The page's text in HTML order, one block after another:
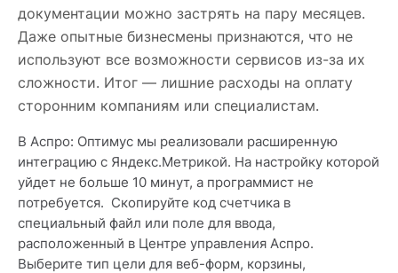
документации можно застрять на пару месяцев.
Даже опытные бизнесмены признаются, что не
используют все возможности сервисов из-за их
сложности. Итог — лишние расходы на оплату
сторонним компаниям или специалистам.
В Аспро: Оптимус мы реализовали расширенную
интеграцию с Яндекс.Метрикой. На настройку которой
уйдет не больше 10 минут, а программист не
потребуется. Скопируйте код счетчика в
специальный файл или поле для ввода,
расположенный в Центре управления Аспро.
Выберите тип цели для веб-форм, корзины,